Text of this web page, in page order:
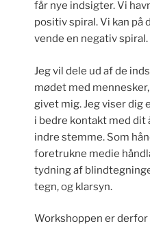
får nye indsigter. Vi
positiv spiral. Vi kan på
vende en negativ spiral.
Jeg vil dele ud af de
mødet med
givet mig. Jeg viser dig
i bedre kontakt med dit
indre stemme. Som
foretrukne medie
tydning af
tegn, og klarsyn.
Workshoppen er